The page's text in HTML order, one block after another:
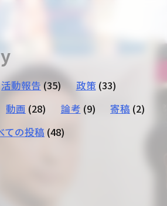
活動報告(35) 政策(33)
動画 (28) 論考 (9) 寄稿 (2)
ての投稿 (48)